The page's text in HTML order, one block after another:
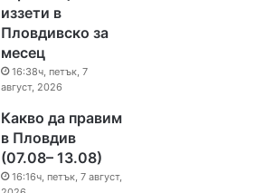
иззети в
Пловдивско за
месец
16:38ч, петък, 7
август, 2026
Какво да правим
в Пловдив
(07.08– 13.08)
16:16ч, петък, 7 август,